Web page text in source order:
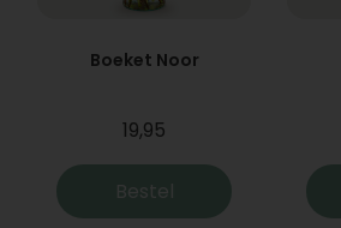
Boeket Noor
19,95
Bestel